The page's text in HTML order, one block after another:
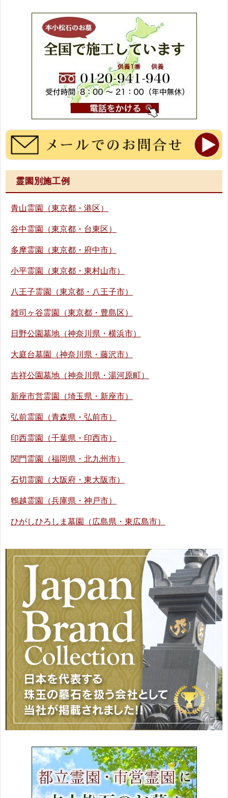
霊園別施工例
青山霊園（東京都・港区）
谷中霊園（東京都・台東区）
多摩霊園（東京都・府中市）
小平霊園（東京都・東村山市）
八王子霊園（東京都・八王子市）
雑司ヶ谷霊園（東京都・豊島区）
日野公園墓地（神奈川県・横浜市）
大庭台墓園（神奈川県・藤沢市）
吉祥公園墓地（神奈川県・湯河原町）
新座市営霊園（埼玉県・新座市）
弘前霊園（青森県・弘前市）
印西霊園（千葉県・印西市）
関門霊園（福岡県・北九州市）
石切霊園（大阪府・東大阪市）
鵯越霊園（兵庫県・神戸市）
ひがしひろしま墓園（広島県・東広島市）